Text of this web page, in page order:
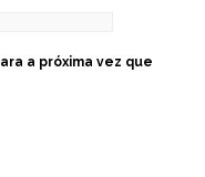
a próxima vez que